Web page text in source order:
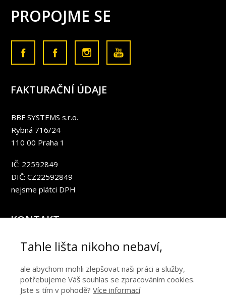
PROPOJME SE
FAKTURAČNÍ ÚDAJE
BBF SYSTEMS s.r.o.
Rybná 716/24
110 00 Praha 1
IČ: 22592849
DIČ: CZ22592849
nejsme plátci DPH
KONTAKT
info@vstupenkaonline.cz
OOÚ a GDPR
Tahle lišta nikoho nebaví,
ale abychom mohli zlepšovat naši práci a služby,
potřebujeme Váš souhlas se zpracováním cookies.
Jste s tím v pohodě? Více informací